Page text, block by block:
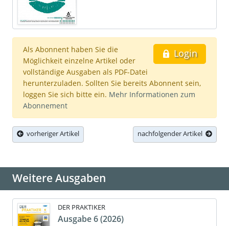
Login
Als Abonnent haben Sie die
Möglichkeit einzelne Artikel oder
vollständige Ausgaben als PDF-Datei
herunterzuladen. Sollten Sie bereits Abonnent sein,
loggen Sie sich bitte ein. Mehr Informationen zum
Abonnement
vorheriger Artikel nachfolgender Artikel
Weitere Ausgaben
DER PRAKTIKER
Ausgabe 6 (2026)